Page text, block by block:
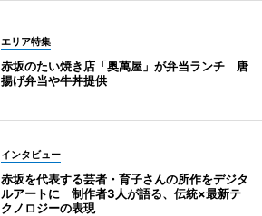
エリア特集
赤坂のたい焼き店「奥萬屋」が弁当ランチ 唐
揚げ弁当や牛丼提供
インタビュー
赤坂を代表する芸者・育子さんの所作をデジタ
ルアートに 制作者3人が語る、伝統×最新テ
クノロジーの表現